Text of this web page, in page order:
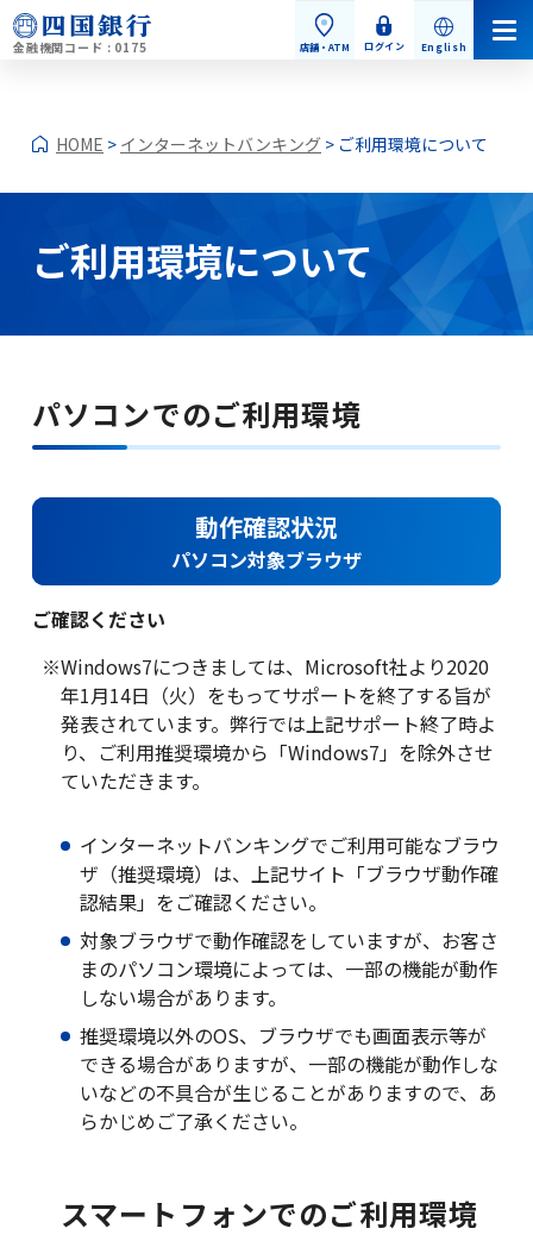
金融機関コード : 0175
個人のお客さま
店舗・ATM
お手続き・お問い合わせ
金利・手数料・為替
口座開設
金融商品仲介(投資信託等)
クレジットカード
English
ログイン
HOME > インターネットバンキング > ご利用環境について
ご利用環境について
パソコンでのご利用環境
動作確認状況
パソコン対象ブラウザ
ご確認ください
※Windows7につきましては、Microsoft社より2020
年1月14日（火）をもってサポートを終了する旨が
発表されています。弊行では上記サポート終了時よ
り、ご利用推奨環境から「Windows7」を除外させ
ていただきます。
インターネットバンキングでご利用可能なブラウ
ザ（推奨環境）は、上記サイト「ブラウザ動作確
認結果」をご確認ください。
対象ブラウザで動作確認をしていますが、お客さ
まのパソコン環境によっては、一部の機能が動作
しない場合があります。
推奨環境以外のOS、ブラウザでも画面表示等が
できる場合がありますが、一部の機能が動作しな
いなどの不具合が生じることがありますので、あ
らかじめご了承ください。
スマートフォンでのご利用環境